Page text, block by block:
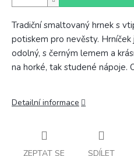
Tradiční smaltovaný hrnek s
potiskem pro nevěsty. Hrníček j
odolný, s černým lemem a
na horké, tak studené nápoje.
Detailní informace
ZEPTAT SE SDÍLET